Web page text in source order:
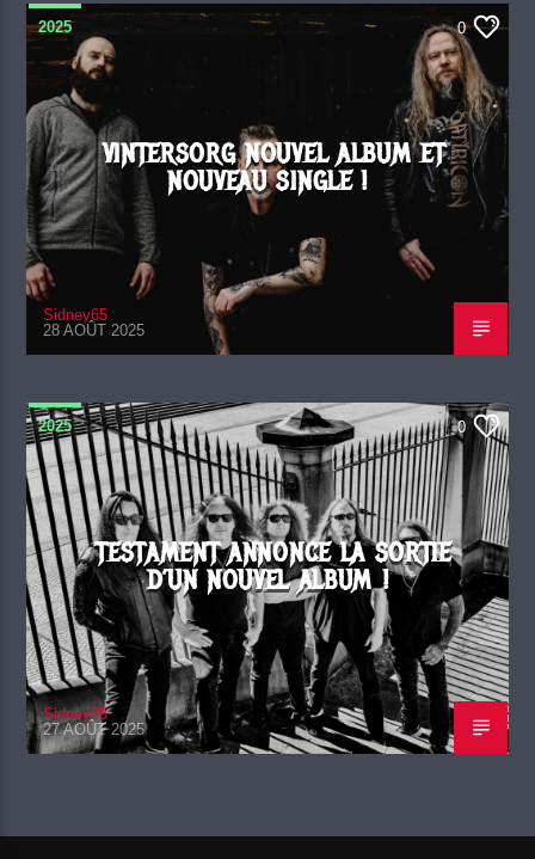
2025 0
VINTERSORG NOUVEL ALBUM ET
NOUVEAU SINGLE !
Sidney65
28 AOÛT 2025
2025 0
TESTAMENT ANNONCE LA SORTIE
D’UN NOUVEL ALBUM !
Sidney65
27 AOÛT 2025